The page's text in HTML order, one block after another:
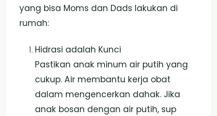
yang bisa Moms dan Dads lakukan di
rumah:
Hidrasi adalah Kunci
Pastikan anak minum air putih yang
cukup. Air membantu kerja obat
dalam mengencerkan dahak. Jika
anak bosan dengan air putih, sup